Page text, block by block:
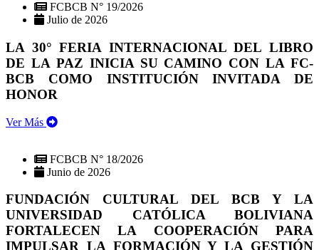
FCBCB N° 19/2026
Julio de 2026
LA 30° FERIA INTERNACIONAL DEL LIBRO
DE LA PAZ INICIA SU CAMINO CON LA FC-
BCB COMO INSTITUCIÓN INVITADA DE
HONOR
Ver Más
FCBCB N° 18/2026
Junio de 2026
FUNDACIÓN CULTURAL DEL BCB Y LA
UNIVERSIDAD CATÓLICA BOLIVIANA
FORTALECEN LA COOPERACIÓN PARA
IMPULSAR LA FORMACIÓN Y LA GESTIÓN